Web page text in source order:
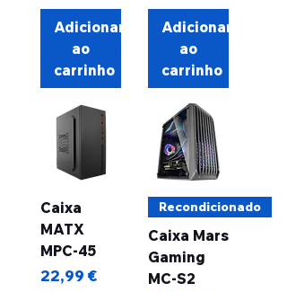
Adicionar
ao
carrinho
Adicionar
ao
carrinho
Caixa
MATX
MPC-45
Preço
22,99 €
Recondicionado
Caixa Mars
Gaming
MC-S2